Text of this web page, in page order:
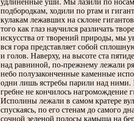
удлиненные уши. Мы лазили по
подбородкам, ходили по ртам и
кулакам лежавших на склоне
того как глаз научился различать
искусства от творений природы, мы
вся гора представляет собой
и голов. Наверху, на высоте ста
над равниной, по-прежнему лежали
небо полузаконченные каменные
одни лишь ястребы парили над ними.
гребне не кончилось нагромождение
Исполины лежали в самом кратере
спускаясь, по его стенам до самого
сочной зеленой полосы камыша на